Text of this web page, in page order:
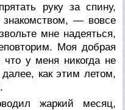
руку за спину,
знакомством, — вовсе
мне надеяться,
Моя добрая
у меня никогда не
как этим летом,
жаркий месяц,